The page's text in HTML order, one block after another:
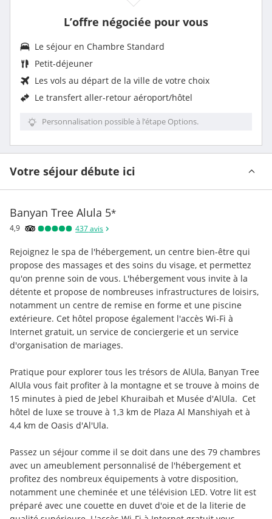
L’offre négociée pour vous
Le séjour en Chambre Standard
Petit-déjeuner
Les vols au départ de la ville de votre choix
Le transfert aller-retour aéroport/hôtel
Personnalisation possible à l’étape Options.
Votre séjour débute ici
Banyan Tree Alula 5*
4,9 437avis
Rejoignez le spa de l'hébergement, un centre bien-être qui
propose des massages et des soins du visage, et permettez
qu'on prenne soin de vous. L'hébergement vous invite à la
détente et propose de nombreuses infrastructures de loisirs,
notamment un centre de remise en forme et une piscine
extérieure. Cet hôtel propose également l'accès Wi-Fi à
Internet gratuit, un service de conciergerie et un service
d'organisation de mariages.
Pratique pour explorer tous les trésors de AlUla, Banyan Tree
AlUla vous fait profiter à la montagne et se trouve à moins de
15 minutes à pied de Jebel Khuraibah et Musée d'AlUla.  Cet
hôtel de luxe se trouve à 1,3 km de Plaza Al Manshiyah et à
4,4 km de Oasis d'Al'Ula.
Passez un séjour comme il se doit dans une des 79 chambres
avec un ameublement personnalisé de l'hébergement et
profitez des nombreux équipements à votre disposition,
notamment une cheminée et une télévision LED. Votre lit est
préparé avec une couette en duvet d'oie et de la literie de